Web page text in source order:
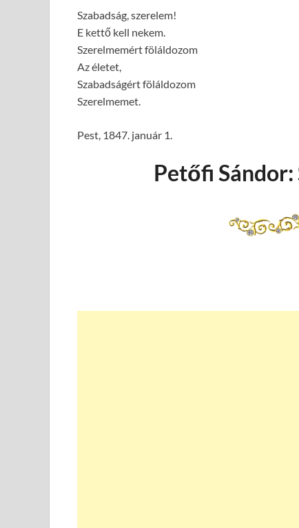
Szabadság, szerelem!
E kettő kell nekem.
Szerelmemért föláldozom
Az életet,
Szabadságért föláldozom
Szerelmemet.
Pest, 1847. január 1.
Petőfi Sándor: